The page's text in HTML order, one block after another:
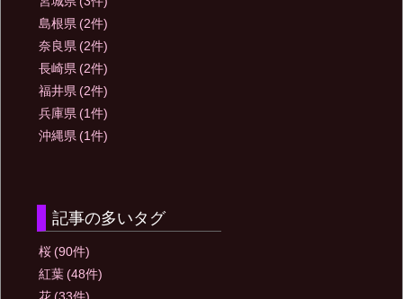
島根県 (2件)
奈良県 (2件)
長崎県 (2件)
福井県 (2件)
兵庫県 (1件)
沖縄県 (1件)
記事の多いタグ
桜 (90件)
紅葉 (48件)